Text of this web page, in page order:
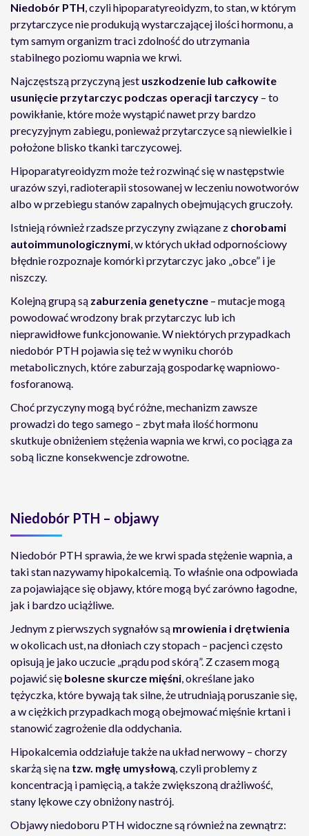
Niedobór PTH, czyli hipoparatyreoidyzm, to stan, w którym
przytarczyce nie produkują wystarczającej ilości hormonu, a
tym samym organizm traci zdolność do utrzymania
stabilnego poziomu wapnia we krwi.
Najczęstszą przyczyną jest uszkodzenie lub całkowite
usunięcie przytarczyc podczas operacji tarczycy – to
powikłanie, które może wystąpić nawet przy bardzo
precyzyjnym zabiegu, ponieważ przytarczyce są niewielkie i
położone blisko tkanki tarczycowej.
Hipoparatyreoidyzm może też rozwinąć się w następstwie
urazów szyi, radioterapii stosowanej w leczeniu nowotworów
albo w przebiegu stanów zapalnych obejmujących gruczoły.
Istnieją również rzadsze przyczyny związane z chorobami
autoimmunologicznymi, w których układ odpornościowy
błędnie rozpoznaje komórki przytarczyc jako „obce” i je
niszczy.
Kolejną grupą są zaburzenia genetyczne – mutacje mogą
powodować wrodzony brak przytarczyc lub ich
nieprawidłowe funkcjonowanie. W niektórych przypadkach
niedobór PTH pojawia się też w wyniku chorób
metabolicznych, które zaburzają gospodarkę wapniowo-
fosforanową.
Choć przyczyny mogą być różne, mechanizm zawsze
prowadzi do tego samego – zbyt mała ilość hormonu
skutkuje obniżeniem stężenia wapnia we krwi, co pociąga za
sobą liczne konsekwencje zdrowotne.
Niedobór PTH – objawy
Niedobór PTH sprawia, że we krwi spada stężenie wapnia, a
taki stan nazywamy hipokalcemią. To właśnie ona odpowiada
za pojawiające się objawy, które mogą być zarówno łagodne,
jak i bardzo uciążliwe.
Jednym z pierwszych sygnałów są mrowienia i drętwienia
w okolicach ust, na dłoniach czy stopach – pacjenci często
opisują je jako uczucie „prądu pod skórą”. Z czasem mogą
pojawić się bolesne skurcze mięśni, określane jako
tężyczka, które bywają tak silne, że utrudniają poruszanie się,
a w ciężkich przypadkach mogą obejmować mięśnie krtani i
stanowić zagrożenie dla oddychania.
Hipokalcemia oddziałuje także na układ nerwowy – chorzy
skarżą się na tzw. mgłę umysłową, czyli problemy z
koncentracją i pamięcią, a także zwiększoną drażliwość,
stany lękowe czy obniżony nastrój.
Objawy niedoboru PTH widoczne są również na zewnątrz: